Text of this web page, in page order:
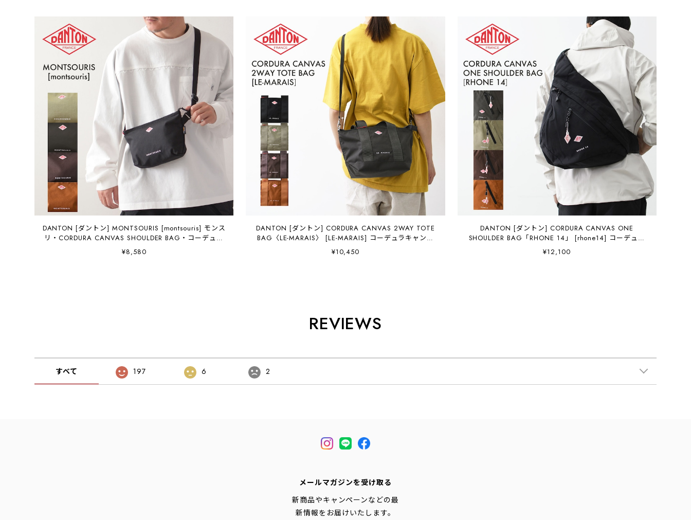
DANTON [ダントン] MONTSOURIS [montsouris] モンス
リ・CORDURA CANVAS SHOULDER BAG・コーデュラ
キャンバスショルダーバッグ・ショルダーバッグ・
MEN'S / LADY'S [2026AW]
¥8,580
DANTON [ダントン] CORDURA CANVAS 2WAY TOTE
BAG〈LE-MARAIS〉 [LE-MARAIS] コーデュラキャンバ
ス ２WAYトートバッグ 〈ル・マレ〉・トートバッグ・
ショルダーバッグ・ナイロンバッグ・UNISEX
¥10,450
DANTON [ダントン] CORDURA CANVAS ONE
SHOULDER BAG「RHONE 14」 [rhone14] コーデュラ
キャンバスワンショルダーバッグ「ローヌ14」・ショル
ダーバッグ・ワンショルダー・デイリーユース・14L・
¥12,100
REVIEWS
すべて 197 6 2
メールマガジンを受け取る
新商品やキャンペーンなどの最
新情報をお届けいたします。